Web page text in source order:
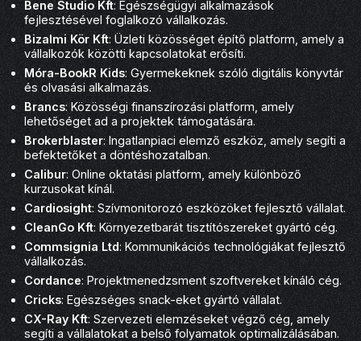
Bene Studio Kft: Egészségügyi alkalmazások
fejlesztésével foglalkozó vállalkozás.
Bizalmi Kör Kft: Üzleti közösséget építő platform, amely a
vállalkozók közötti kapcsolatokat erősíti.
Móra-BookR Kids: Gyermekeknek szóló digitális könyvtár
és olvasási alkalmazás.
Brancs: Közösségi finanszírozási platform, amely
lehetőséget ad a projektek támogatására.
Brokerblaster: Ingatlanpiaci elemző eszköz, amely segíti a
befektetőket a döntéshozatalban.
Calibur: Online oktatási platform, amely különböző
kurzusokat kínál.
Cardiosight: Szívmonitorozó eszközöket fejlesztő vállalat.
CleanGo Kft: Környezetbarát tisztítószereket gyártó cég.
Commsignia Ltd: Kommunikációs technológiákat fejlesztő
vállalkozás.
Cordance: Projektmenedzsment szoftvereket kínáló cég.
Cricks: Egészséges snack-eket gyártó vállalat.
CX-Ray Kft: Szervezeti elemzéseket végző cég, amely
segíti a vállalatokat a belső folyamatok optimalizálásában.